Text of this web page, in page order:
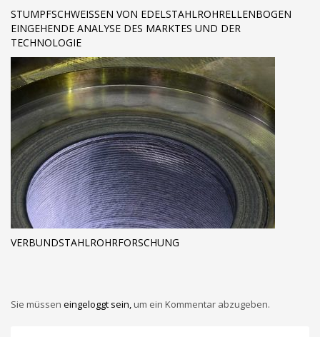
STUMPFSCHWEISSEN VON EDELSTAHLROHRELLENBOGEN E
INGEHENDE ANALYSE DES MARKTES UND DER T
ECHNOLOGIE
VERBUNDSTAHLROHRFORSCHUNG
Sie müssen eingeloggt sein,um ein Kommentar abzugeben.